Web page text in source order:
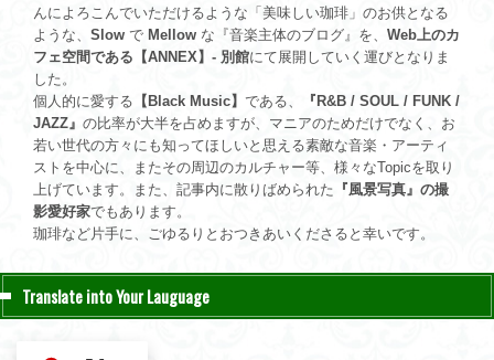
んによろこんでいただけるような「美味しい珈琲」のお供となる
ような、 Slow で Mellow な『音楽主体のブログ』を、 Web上のカ
フェ空間である【ANNEX】- 別館にて展開していく運びとなりま
した。
個人的に愛する 【Black Music】 である、
『R&B / SOUL / FUNK /
JAZZ』 の比率が大半を占めますが、マニアのためだけでなく、お
若い世代の方々にも知ってほしいと思える素敵な音楽・アーティ
ストを中心に、またその周辺のカルチャー等、様々なTopicを取り
上げています。また、記事内に散りばめられた 『風景写真』の撮
影愛好家でもあります。
珈琲など片手に、ごゆるりとおつきあいくださると幸いです。
Translate into Your Lauguage